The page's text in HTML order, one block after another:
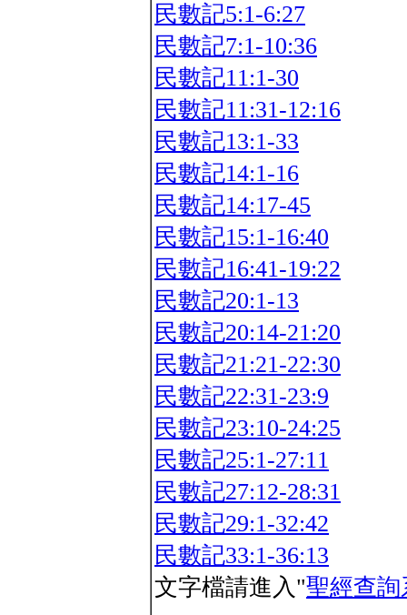
民數記5:1-6:27
民數記7:1-10:36
民數記11:1-30
民數記11:31-12:16
民數記13:1-33
民數記14:1-16
民數記14:17-45
民數記15:1-16:40
民數記16:41-19:22
民數記20:1-13
民數記20:14-21:20
民數記21:21-22:30
民數記22:31-23:9
民數記23:10-24:25
民數記25:1-27:11
民數記27:12-28:31
民數記29:1-32:42
民數記33:1-36:13
文字檔請進入"聖經查詢